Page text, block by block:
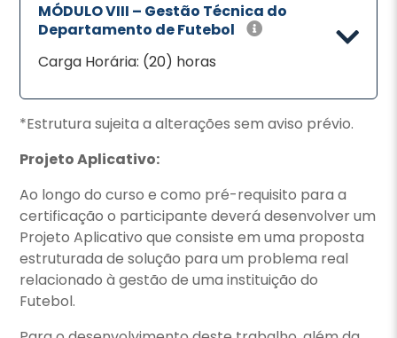
MÓDULO VIII – Gestão Técnica do
Departamento de Futebol
Carga Horária: (20) horas
*Estrutura sujeita a alterações sem aviso prévio.
Projeto Aplicativo:
Ao longo do curso e como pré-requisito para a
certificação o participante deverá desenvolver um
Projeto Aplicativo que consiste em uma proposta
estruturada de solução para um problema real
relacionado à gestão de uma instituição do
Futebol.